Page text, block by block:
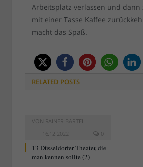
Arbeitsplatz verlassen und dann
mit einer Tasse Kaffee
macht das Spaß.
RELATED POSTS
VON RAINER BARTEL
16.12.2022
0
13 Düsseldorfer Theater, die
man kennen sollte (2)